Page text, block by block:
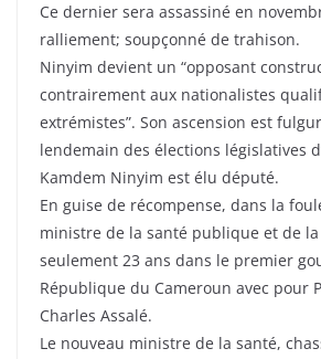
Ce dernier sera assassiné en
ralliement; soupçonné de trahison.
Ninyim devient un “opposant
contrairement aux nationalistes
extrémistes”. Son ascension est
lendemain des élections législatives
Kamdem Ninyim est élu député.
En guise de récompense, dans la
ministre de la santé publique et de
seulement 23 ans dans le premier
République du Cameroun avec pour
Charles Assalé.
Le nouveau ministre de la santé,